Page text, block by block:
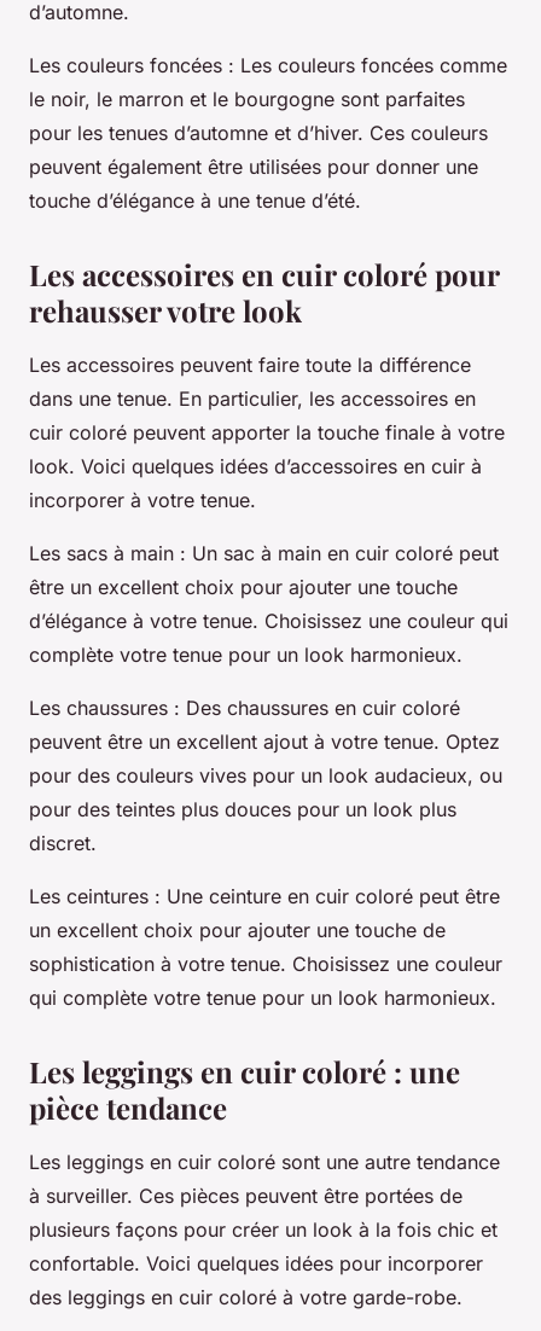
d’automne.
Les couleurs foncées : Les couleurs foncées comme
le noir, le marron et le bourgogne sont parfaites
pour les tenues d’automne et d’hiver. Ces couleurs
peuvent également être utilisées pour donner une
touche d’élégance à une tenue d’été.
Les accessoires en cuir coloré pour
rehausser votre look
Les accessoires peuvent faire toute la différence
dans une tenue. En particulier, les accessoires en
cuir coloré peuvent apporter la touche finale à votre
look. Voici quelques idées d’accessoires en cuir à
incorporer à votre tenue.
Les sacs à main : Un sac à main en cuir coloré peut
être un excellent choix pour ajouter une touche
d’élégance à votre tenue. Choisissez une couleur qui
complète votre tenue pour un look harmonieux.
Les chaussures : Des chaussures en cuir coloré
peuvent être un excellent ajout à votre tenue. Optez
pour des couleurs vives pour un look audacieux, ou
pour des teintes plus douces pour un look plus
discret.
Les ceintures : Une ceinture en cuir coloré peut être
un excellent choix pour ajouter une touche de
sophistication à votre tenue. Choisissez une couleur
qui complète votre tenue pour un look harmonieux.
Les leggings en cuir coloré : une
pièce tendance
Les leggings en cuir coloré sont une autre tendance
à surveiller. Ces pièces peuvent être portées de
plusieurs façons pour créer un look à la fois chic et
confortable. Voici quelques idées pour incorporer
des leggings en cuir coloré à votre garde-robe.